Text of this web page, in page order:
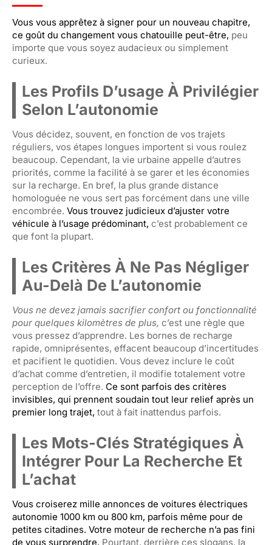
Vous vous apprêtez à signer pour un nouveau chapitre,
ce goût du changement vous chatouille peut-être, peu
importe que vous soyez audacieux ou simplement
curieux.
Les Profils D’usage À Privilégier
Selon L’autonomie
Vous décidez, souvent, en fonction de vos trajets
réguliers, vos étapes longues importent si vous roulez
beaucoup. Cependant, la vie urbaine appelle d’autres
priorités, comme la facilité à se garer et les économies
sur la recharge. En bref, la plus grande distance
homologuée ne vous sert pas forcément dans une ville
encombrée. Vous trouvez judicieux d’ajuster votre
véhicule à l’usage prédominant, c’est probablement ce
que font la plupart.
Les Critères À Ne Pas Négliger
Au-Delà De L’autonomie
Vous ne devez jamais sacrifier confort ou fonctionnalité
pour quelques kilomètres de plus, c’est une règle que
vous pressez d’apprendre. Les bornes de recharge
rapide, omniprésentes, effacent beaucoup d’incertitudes
et pacifient le quotidien. Vous devez inclure le coût
d’achat comme d’entretien, il modifie totalement votre
perception de l’offre. Ce sont parfois des critères
invisibles, qui prennent soudain tout leur relief après un
premier long trajet, tout à fait inattendus parfois.
Les Mots-Clés Stratégiques À
Intégrer Pour La Recherche Et
L’achat
Vous croiserez mille annonces de voitures électriques
autonomie 1000 km ou 800 km, parfois même pour de
petites citadines. Votre moteur de recherche n’a pas fini
de vous surprendre. Pourtant, derrière ces slogans, la